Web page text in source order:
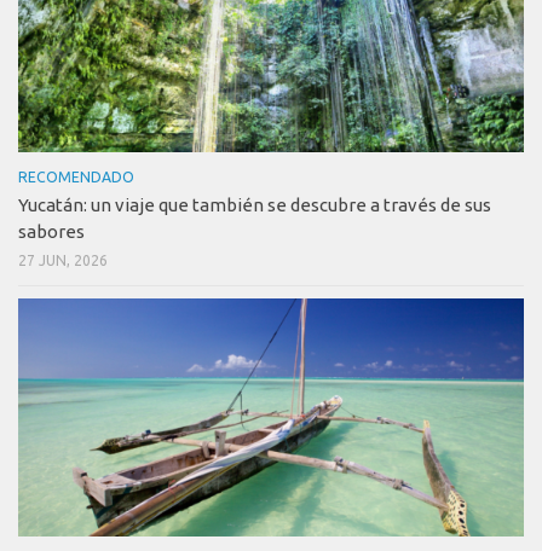
RECOMENDADO
Yucatán: un viaje que también se descubre a través de sus
sabores
27 JUN, 2026